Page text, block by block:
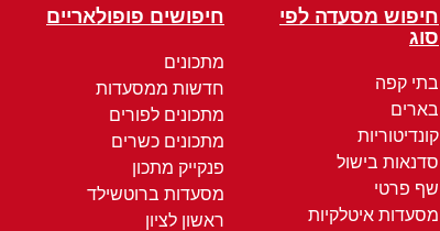
חיפוש מסעדה לפי
סוג
בתי קפה
בארים
קונדיטוריות
סדנאות בישול
שף פרטי
מסעדות איטלקיות
חיפושים פופולאריים
מתכונים
חדשות ממסעדות
מתכונים לפורים
מתכונים כשרים
פנקייק מתכון
מסעדות ברוטשילד
ראשון לציון